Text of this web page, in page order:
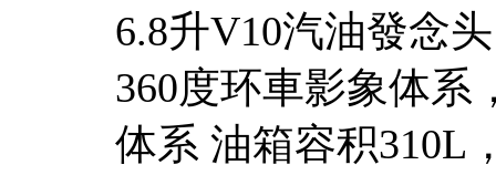
6.8升V10汽油發念
360度环車影象体系
体系 油箱容积310L